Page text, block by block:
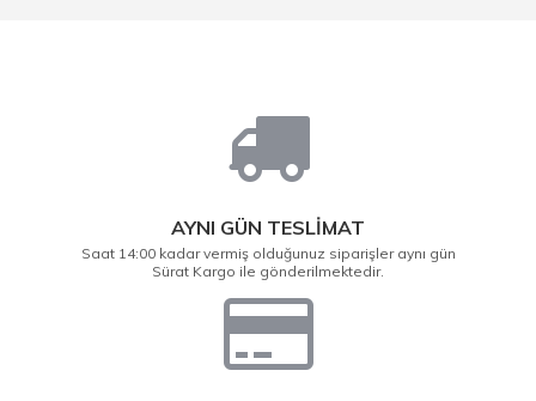
AYNI GÜN TESLİMAT
Saat 14:00 kadar vermiş olduğunuz siparişler aynı gün
Sürat Kargo ile gönderilmektedir.